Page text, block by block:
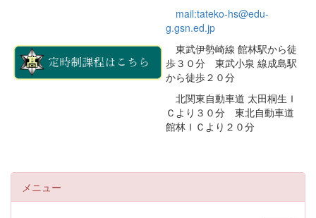
mail:tateko-hs@edu-
g.gsn.ed.jp
東武伊勢崎線 館林駅から徒
歩３０分 東武小泉 線成島駅
から徒歩２０分
北関東自動車道 太田桐生Ｉ
Ｃより３０分 東北自動車道
館林ＩＣより２０分
メニュー